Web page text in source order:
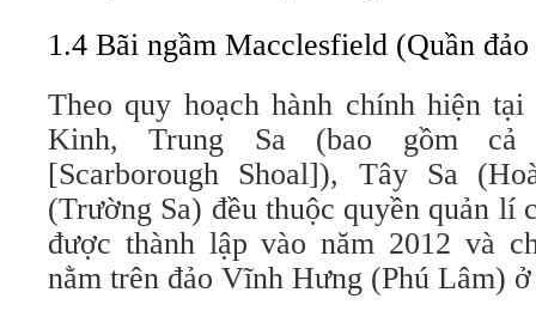
1.4 Bãi ngầm Macclesfield (Quần
Theo quy hoạch hành chính hiện
Kinh, Trung Sa (bao gồm cả
[Scarborough Shoal]), Tây Sa
(Trường Sa) đều thuộc quyền quản lí
được thành lập vào năm 2012 và
nằm trên đảo Vĩnh Hưng (Phú Lâm)